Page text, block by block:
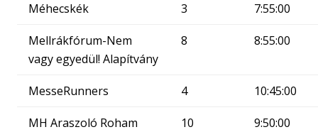
Méhecskék 3 7:55:00
Mellrákfórum-Nem
vagy egyedül! Alapítvány
8 8:55:00
MesseRunners 4 10:45:00
MH Araszoló Roham
10 9:50:00